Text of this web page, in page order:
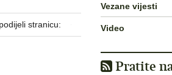
podijeli stranicu:
Vezane vijesti
Video
Pratite